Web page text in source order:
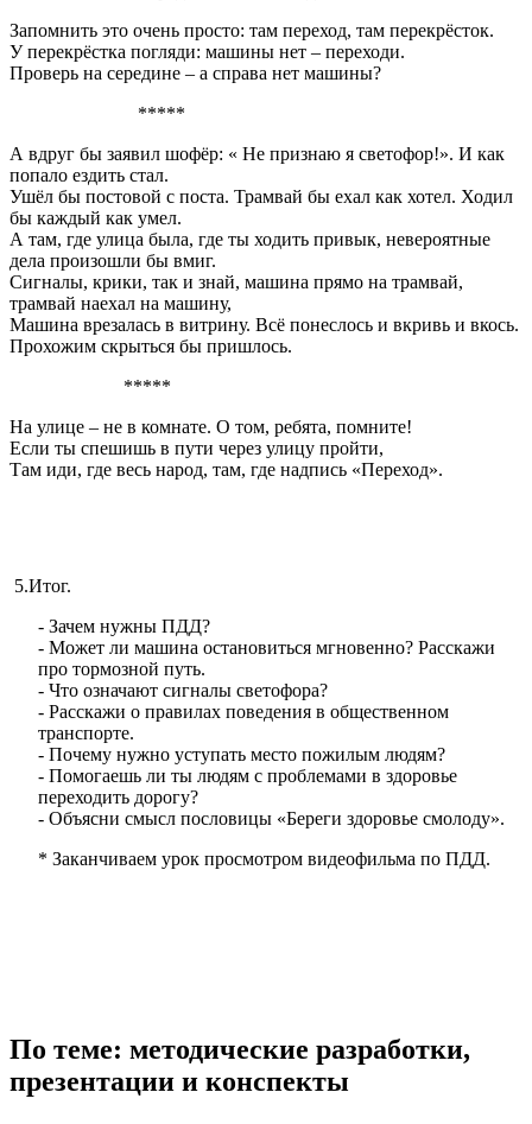
Запомнить это очень просто: там переход, там перекрёсток.
У перекрёстка погляди: машины нет – переходи.
Проверь на середине – а справа нет машины?
*****
А вдруг бы заявил шофёр: « Не признаю я светофор!». И как
попало ездить стал.
Ушёл бы постовой с поста. Трамвай бы ехал как хотел. Ходил
бы каждый как умел.
А там, где улица была, где ты ходить привык, невероятные
дела произошли бы вмиг.
Сигналы, крики, так и знай, машина прямо на трамвай,
трамвай наехал на машину,
Машина врезалась в витрину. Всё понеслось и вкривь и вкось.
Прохожим скрыться бы пришлось.
*****
На улице – не в комнате. О том, ребята, помните!
Если ты спешишь в пути через улицу пройти,
Там иди, где весь народ, там, где надпись «Переход».
5.Итог.
- Зачем нужны ПДД?
- Может ли машина остановиться мгновенно? Расскажи
про тормозной путь.
- Что означают сигналы светофора?
- Расскажи о правилах поведения в общественном
транспорте.
- Почему нужно уступать место пожилым людям?
- Помогаешь ли ты людям с проблемами в здоровье
переходить дорогу?
- Объясни смысл пословицы «Береги здоровье смолоду».
* Заканчиваем урок просмотром видеофильма по ПДД.
По теме: методические разработки,
презентации и конспекты